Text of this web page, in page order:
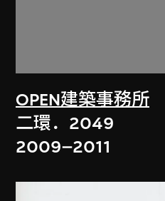
OPEN建築事務所
二環．2049
2009–2011